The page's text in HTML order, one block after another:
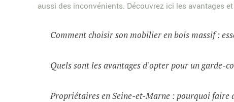
aussi des inconvénients. Découvrez ici les avantages
Comment choisir son mobilier en bois massif :
Quels sont les avantages d'opter pour un garde-
Propriétaires en Seine-et-Marne : pourquoi faire